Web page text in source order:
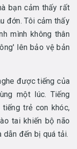
bạn cảm thấy rất
đớn. Tôi cảm thấy
mình không thân
lên bảo vệ bản
được tiếng của
một lúc. Tiếng
trẻ con khóc,
tai khiến bộ não
dẫn đến bị quá tải.